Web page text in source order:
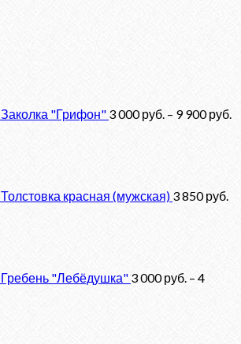
Заколка "Грифон" 3 000руб. – 9 900руб.
Толстовка красная (мужская) 3 850руб.
Гребень "Лебёдушка" 3 000руб. – 4